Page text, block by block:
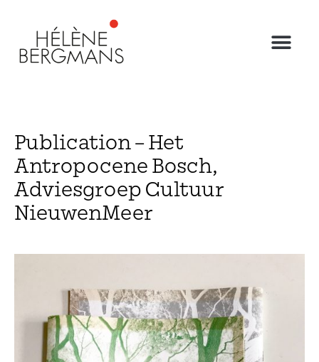
Publication – Het
Antropocene Bosch,
Adviesgroep Cultuur
NieuwenMeer